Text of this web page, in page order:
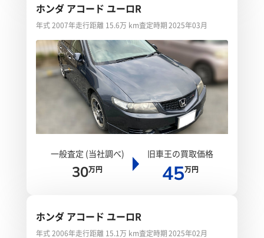
ホンダ アコード ユーロR
年式 2007年走行距離 15.6万 km査定時期 2025年03月
一般査定 (当社調べ)
30万円
旧車王の買取価格
45万円
ホンダ アコード ユーロR
年式 2006年走行距離 15.1万 km査定時期 2025年02月